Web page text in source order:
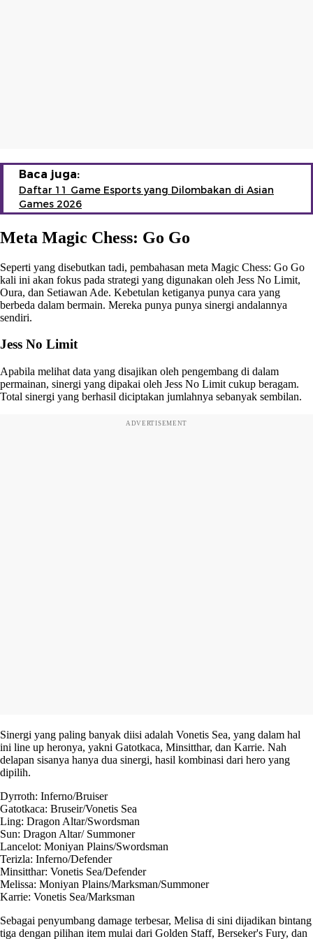
Baca juga:
Daftar 11 Game Esports yang Dilombakan di Asian
Games 2026
Meta Magic Chess: Go Go
Seperti yang disebutkan tadi, pembahasan meta Magic Chess: Go Go
kali ini akan fokus pada strategi yang digunakan oleh Jess No Limit,
Oura, dan Setiawan Ade. Kebetulan ketiganya punya cara yang
berbeda dalam bermain. Mereka punya punya sinergi andalannya
sendiri.
Jess No Limit
Apabila melihat data yang disajikan oleh pengembang di dalam
permainan, sinergi yang dipakai oleh Jess No Limit cukup beragam.
Total sinergi yang berhasil diciptakan jumlahnya sebanyak sembilan.
ADVERTISEMENT
Sinergi yang paling banyak diisi adalah Vonetis Sea, yang dalam hal
ini line up heronya, yakni Gatotkaca, Minsitthar, dan Karrie. Nah
delapan sisanya hanya dua sinergi, hasil kombinasi dari hero yang
dipilih.
Dyrroth: Inferno/Bruiser
Gatotkaca: Bruseir/Vonetis Sea
Ling: Dragon Altar/Swordsman
Sun: Dragon Altar/ Summoner
Lancelot: Moniyan Plains/Swordsman
Terizla: Inferno/Defender
Minsitthar: Vonetis Sea/Defender
Melissa: Moniyan Plains/Marksman/Summoner
Karrie: Vonetis Sea/Marksman
Sebagai penyumbang damage terbesar, Melisa di sini dijadikan bintang
tiga dengan pilihan item mulai dari Golden Staff, Berseker's Fury, dan